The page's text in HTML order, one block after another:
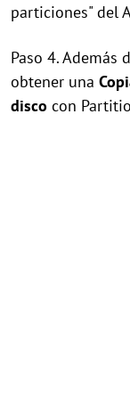
particiones" del
Paso 4. Además
obtener una
disco con